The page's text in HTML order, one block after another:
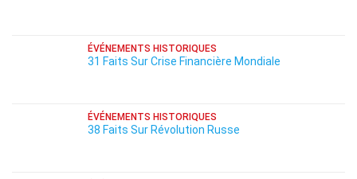
ÉVÉNEMENTS HISTORIQUES
31 Faits Sur Crise Financière Mondiale
ÉVÉNEMENTS HISTORIQUES
38 Faits Sur Révolution Russe